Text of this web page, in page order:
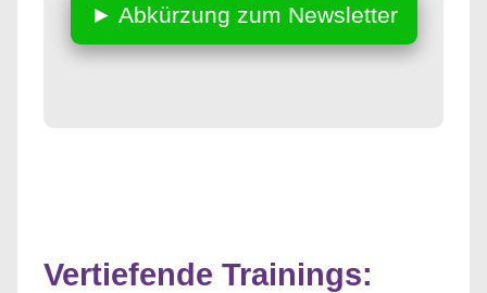
► Abkürzung zum Newsletter
Vertiefende Trainings: